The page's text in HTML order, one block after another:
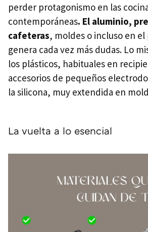
perder protagonismo en las
contemporáneas. El aluminio,
cafeteras, moldes o incluso en
genera cada vez más dudas. Lo
los plásticos, habituales en
accesorios de pequeños
la silicona, muy extendida en
La vuelta a lo esencial